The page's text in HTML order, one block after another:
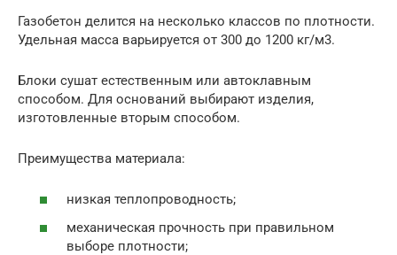
Газобетон делится на несколько классов по плотности.
Удельная масса варьируется от 300 до 1200 кг/м3.
Блоки сушат естественным или автоклавным
способом. Для оснований выбирают изделия,
изготовленные вторым способом.
Преимущества материала:
низкая теплопроводность;
механическая прочность при правильном
выборе плотности;